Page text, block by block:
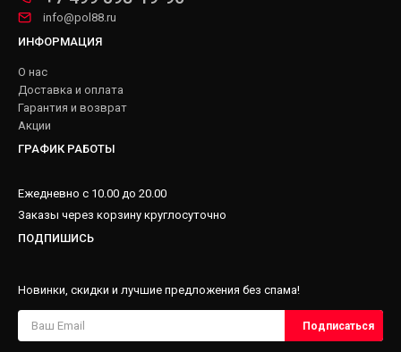
info@pol88.ru
ИНФОРМАЦИЯ
О нас
Доставка и оплата
Гарантия и возврат
Акции
ГРАФИК РАБОТЫ
Ежедневно с 10.00 до 20.00
Заказы через корзину круглосуточно
ПОДПИШИСЬ
Новинки, скидки и лучшие предложения без спама!